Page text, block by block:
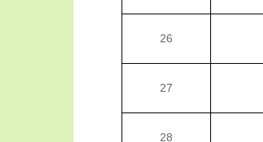
26
27
28